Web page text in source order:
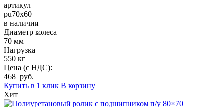
артикул
pu70x60
в наличии
Диаметр колеса
70 мм
Нагрузка
550 кг
Цена (с НДС):
468 руб.
Купить в 1 клик В корзину
Хит